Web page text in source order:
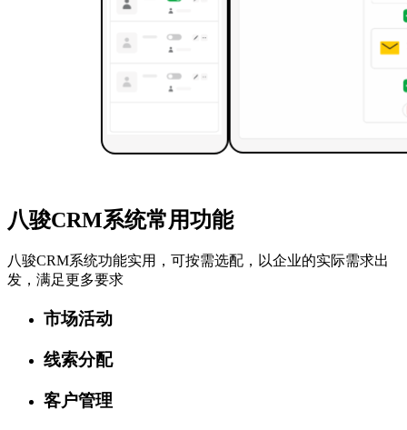
八骏CRM系统常用功能
八骏CRM系统功能实用，可按需选配，以企业的实际需求出
发，满足更多要求
市场活动
线索分配
客户管理